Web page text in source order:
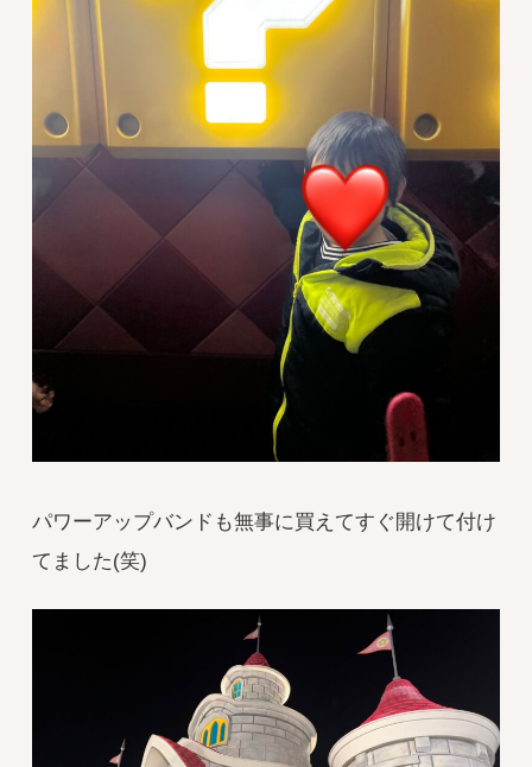
パワーアップバンドも無事に買えてすぐ開けて付け
てました(笑)